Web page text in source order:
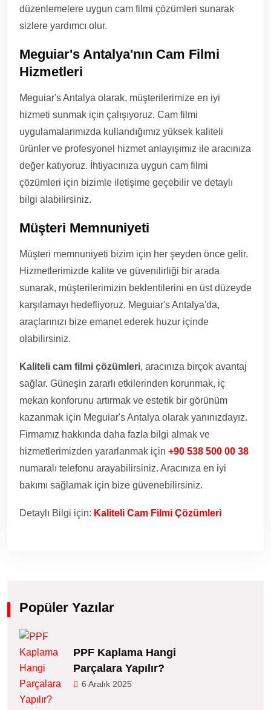
düzenlemelere uygun cam filmi çözümleri sunarak
sizlere yardımcı olur.
Meguiar's Antalya'nın Cam Filmi
Hizmetleri
Meguiar's Antalya olarak, müşterilerimize en iyi
hizmeti sunmak için çalışıyoruz. Cam filmi
uygulamalarımızda kullandığımız yüksek kaliteli
ürünler ve profesyonel hizmet anlayışımız ile aracınıza
değer katıyoruz. İhtiyacınıza uygun cam filmi
çözümleri için bizimle iletişime geçebilir ve detaylı
bilgi alabilirsiniz.
Müşteri Memnuniyeti
Müşteri memnuniyeti bizim için her şeyden önce gelir.
Hizmetlerimizde kalite ve güvenilirliği bir arada
sunarak, müşterilerimizin beklentilerini en üst düzeyde
karşılamayı hedefliyoruz. Meguiar's Antalya'da,
araçlarınızı bize emanet ederek huzur içinde
olabilirsiniz.
Kaliteli cam filmi çözümleri, aracınıza birçok avantaj
sağlar. Güneşin zararlı etkilerinden korunmak, iç
mekan konforunu artırmak ve estetik bir görünüm
kazanmak için Meguiar's Antalya olarak yanınızdayız.
Firmamız hakkında daha fazla bilgi almak ve
hizmetlerimizden yararlanmak için +90 538 500 00 38
numaralı telefonu arayabilirsiniz. Aracınıza en iyi
bakımı sağlamak için bize güvenebilirsiniz.
Detaylı Bilgi için: Kaliteli Cam Filmi Çözümleri
Popüler Yazılar
PPF Kaplama Hangi
Parçalara Yapılır?
6 Aralık 2025